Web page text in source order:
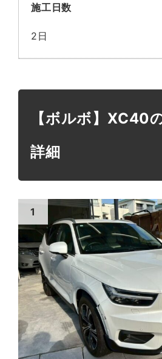
施工日数
2日
【ボルボ】XC40
詳細